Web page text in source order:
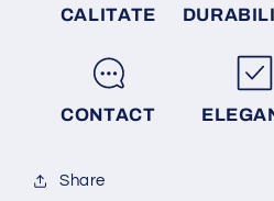
CALITATE
CONTACT
Share